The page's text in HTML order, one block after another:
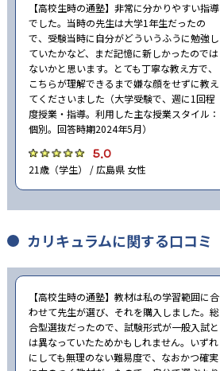
【高校生時の通塾】非常に分かりやすい指導
でした。当時の先生は大学1年生だったの
で、受験当時に自分がどういうふうに勉強し
ていたかなど、まだ記憶に新しかったのでは
ないかと思います。とても丁寧な教え方で、
こちらが理解できるまで嫌な顔をせずに教え
てくださいました（大学受験で、週に1回程
度授業・指導。利用した主な授業スタイル：
個別。回答時期2024年5月）
5.0
21歳（学生） / 広島県 女性
カリキュラムに関する口コミ
【高校生時の通塾】教材は私の学習範囲に合
わせて先生が選び、それを購入しました。総
合型選抜だったので、試験形式が一般入試と
は異なっていたためかもしれません。いずれ
にしても無理のない難易度で、なおかつ確実